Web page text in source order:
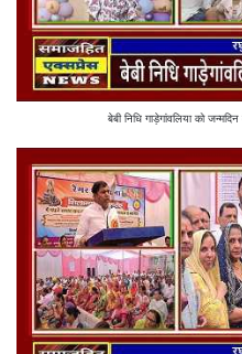
बेबी निधि गाड़ेगांवलिया को